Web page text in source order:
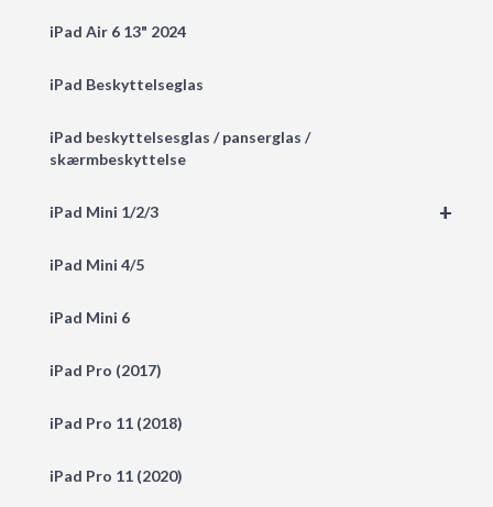
iPad Air 6 13" 2024
iPad Beskyttelseglas
iPad beskyttelsesglas / panserglas /
skærmbeskyttelse
+
iPad Mini 1/2/3
iPad Mini 4/5
iPad Mini 6
iPad Pro (2017)
iPad Pro 11 (2018)
iPad Pro 11 (2020)